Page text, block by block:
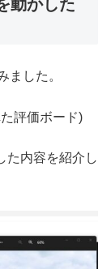
動かした
ました。
評価ボード)
た内容を紹介し